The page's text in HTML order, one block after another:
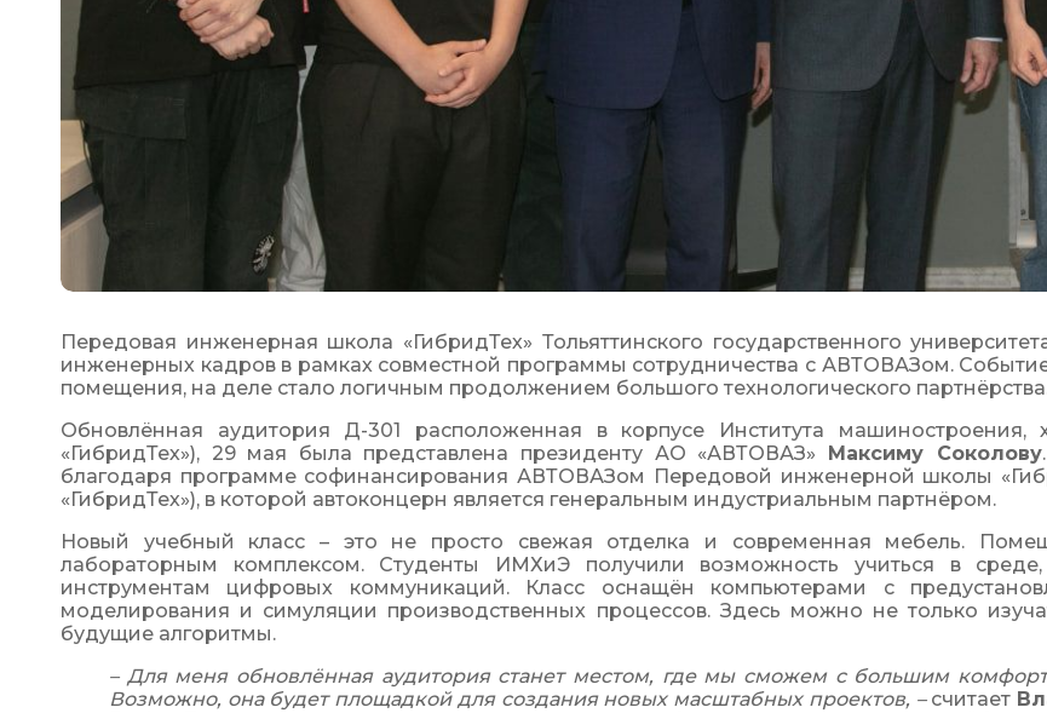
Передовая инженерная школа «ГибридТех» Тольяттинского государственного
инженерных кадров в рамках совместной программы сотрудничества с АВТОВАЗом.
помещения, на деле стало логичным продолжением большого технологического
Обновлённая аудитория Д-301 расположенная в корпусе Института
«ГибридТех»), 29 мая была представлена президенту АО «АВТОВАЗ» Максиму Соколову
благодаря программе софинансирования АВТОВАЗом Передовой инженерной школы
«ГибридТех»), в которой автоконцерн является генеральным индустриальным партнёром.
Новый учебный класс – это не просто свежая отделка и современная мебель.
лабораторным комплексом. Студенты ИМХиЭ получили возможность учиться в
инструментам цифровых коммуникаций. Класс оснащён компьютерами с
моделирования и симуляции производственных процессов. Здесь можно не только
будущие алгоритмы.
– Для меня обновлённая аудитория станет местом, где мы сможем с большим
Возможно, она будет площадкой для создания новых масштабных проектов, – считает